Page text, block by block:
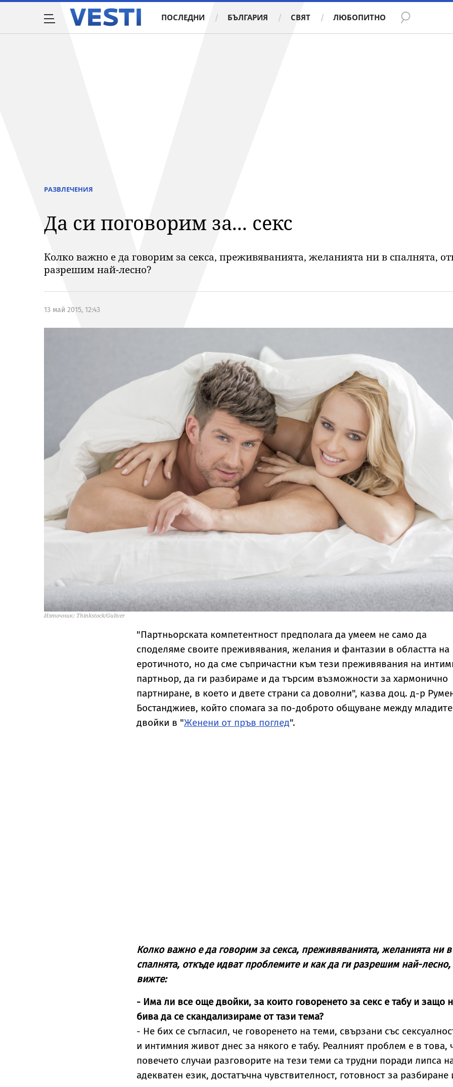
ПОСЛЕДНИ БЪЛГАРИЯ СВЯТ ЛЮБОПИТНО
РАЗВЛЕЧЕНИЯ
Да си поговорим за... секс
Колко важно е да говорим за секса, преживяванията, желанията ни в спалнята,
разрешим най-лесно?
13 май 2015, 12:43
Източник: Thinkstock/Guliver
"Партньорската компетентност предполага да умеем не само да
споделяме своите преживявания, желания и фантазии в областта на
еротичното, но да сме съпричастни към тези преживявания на
партньор, да ги разбираме и да търсим възможности за хармонично
партниране, в което и двете страни са доволни", казва доц. д-р
Бостанджиев, който спомага за по-доброто общуване между младите
двойки в "Женени от пръв поглед".
Колко важно е да говорим за секса, преживяванията, желанията ни в
спалнята, откъде идват проблемите и как да ги разрешим най-лесно,
вижте:
- Има ли все още двойки, за които говоренето за секс е табу и защо
бива да се скандализираме от тази тема?
- Не бих се съгласил, че говоренето на теми, свързани със
и интимния живот днес за някого е табу. Реалният проблем е в това,
повечето случаи разговорите на тези теми са трудни поради липса
адекватен език, достатъчна чувствителност, готовност за разбиране